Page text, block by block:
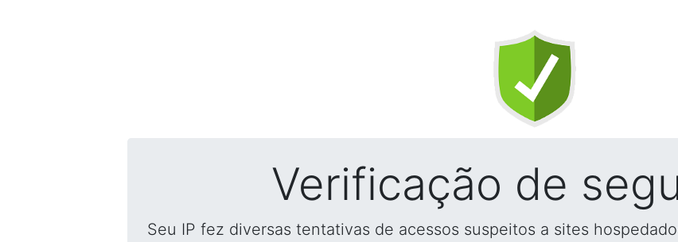
Verificação de
Seu IP fez diversas tentativas de acessos suspeitos a sites